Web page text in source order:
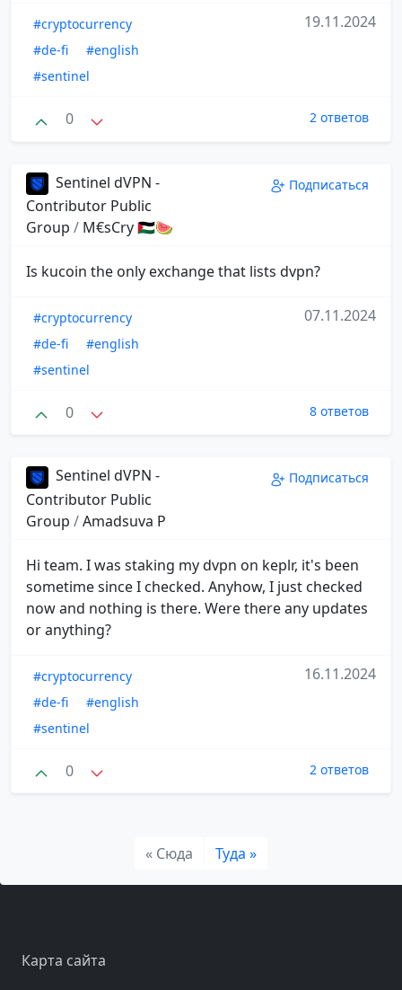
#cryptocurrency
#de-fi
#english
#sentinel
19.11.2024
0 2 ответов
Sentinel dVPN -
Contributor Public
Group / M€sCry 🇵🇸🍉
Подписаться
Is kucoin the only exchange that lists dvpn?
#cryptocurrency
#de-fi
#english
#sentinel
07.11.2024
0 8 ответов
Sentinel dVPN -
Contributor Public
Group /Amadsuva P
Подписаться
Hi team. I was staking my dvpn on keplr, it's been
sometime since I checked. Anyhow, I just checked
now and nothing is there. Were there any updates
or anything?
#cryptocurrency
#de-fi
#english
#sentinel
16.11.2024
0 2 ответов
« Сюда Туда »
Карта сайта